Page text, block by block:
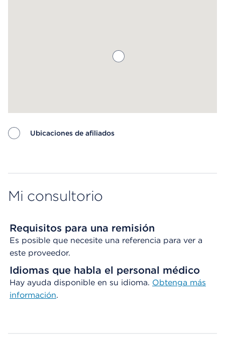
Ubicaciones de afiliados
Mi consultorio
Requisitos para una remisión
Es posible que necesite una referencia para ver a
este proveedor.
Idiomas que habla el personal médico
Hay ayuda disponible en su idioma. Obtenga más
información.